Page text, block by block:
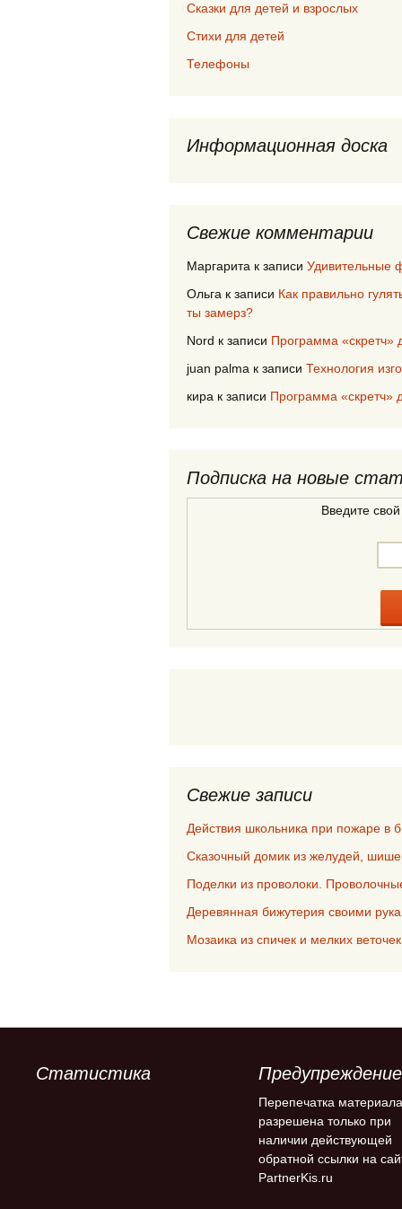
Сказки для детей и взрослых
Стихи для детей
Телефоны
Информационная доска
Свежие комментарии
Маргарита к записи Удивительные
Ольга к записи Как правильно
ты замерз?
Nord к записи Программа «скретч»
juan palma к записи Технология
кира к записи Программа «скретч»
Подписка на новые
Введите
Свежие записи
Действия школьника при пожаре в
Сказочный домик из желудей,
Поделки из проволоки.
Деревянная бижутерия своими
Мозаика из спичек и мелких
Статистика Предупреждение
Перепечатка материала
разрешена только при
наличии действующей
обратной ссылки на
PartnerKis.ru